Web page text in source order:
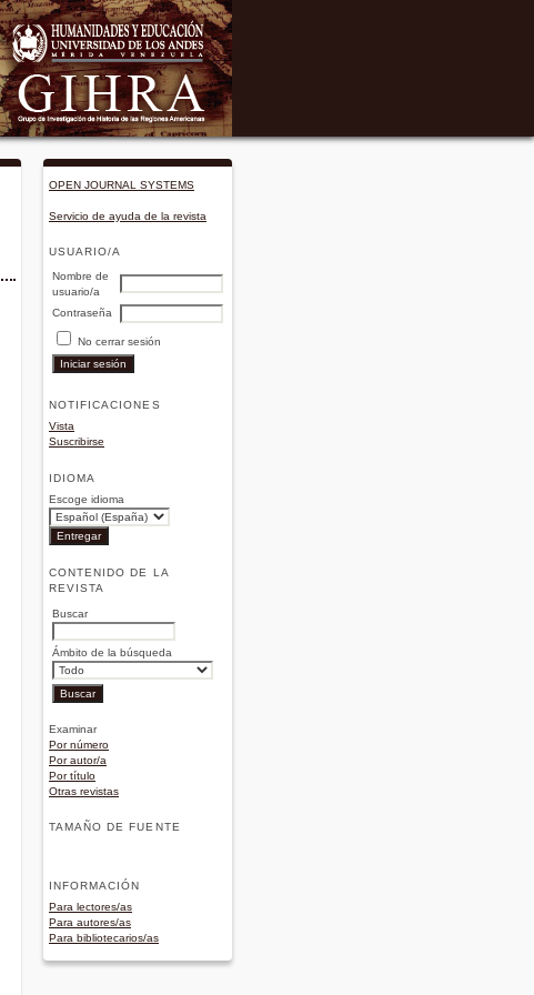
OPEN JOURNAL SYSTEMS
Servicio de ayuda de la revista
USUARIO/A
Nombre de
usuario/a
Contraseña
No cerrar sesión
NOTIFICACIONES
Vista
Suscribirse
IDIOMA
Escoge idioma
CONTENIDO DE LA
REVISTA
Buscar
Ámbito de la búsqueda
Examinar
Por número
Por autor/a
Por título
Otras revistas
TAMAÑO DE FUENTE
INFORMACIÓN
Para lectores/as
Para autores/as
Para bibliotecarios/as